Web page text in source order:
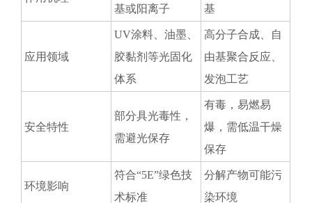
基或阳离子
基
应用领域
UV涂料、油墨、
胶黏剂等光固化
体系
高分子合成、自
由基聚合反应、
发泡工艺
安全特性
部分具光毒性，
需避光保存
有毒，易燃易
爆，需低温干燥
保存
环境影响
符合“5E”绿色技
术标准
分解产物可能污
染环境